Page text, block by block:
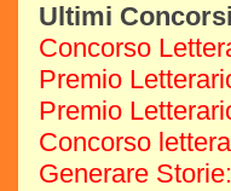
Ultimi
Concorso
Premio
Premio
Concorso
Generare